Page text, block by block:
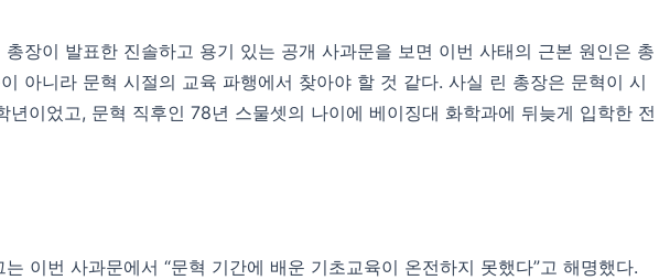
장이 발표한 진솔하고 용기 있는 공개 사과문을 보면 이번 사태의 근본 원인은 총
아니라 문혁 시절의 교육 파행에서 찾아야 할 것 같다. 사실 린 총장은 문혁이 시
년이었고, 문혁 직후인 78년 스물셋의 나이에 베이징대 화학과에 뒤늦게 입학한 전
이번 사과문에서 “문혁 기간에 배운 기초교육이 온전하지 못했다”고 해명했다.